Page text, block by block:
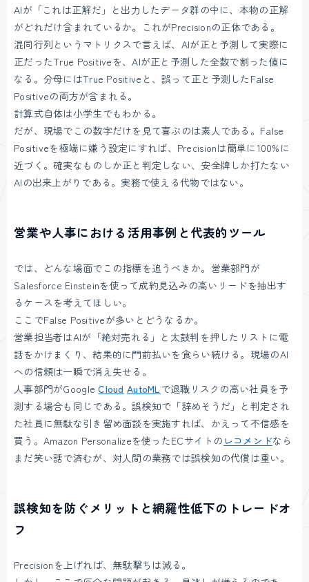
AIが「これは正解だ」と出力したデータ群の中に、本物の正解
がどれだけ含まれているか。これがPrecisionの正体である。
混同行列というマトリクスで言えば、AIが正と予測して実際に
正だったTrue Positiveを、AIが正と予測した全数で割った値に
なる。分母にはTrue Positiveと、誤って正と予測したFalse
Positiveの両方が含まれる。
計算式自体は小学生でもわかる。
だが、現場でこの数字だけを見て喜ぶのは素人である。False
Positiveを極端に嫌う設定にすれば、Precisionは簡単に100%に
近づく。確実なものしか正と判定しない、安全牌しか打たない
AIの出来上がりである。実務で使える代物ではない。
営業や人事における活用事例と代表的ツール
では、どんな場面でこの指標を追うべきか。営業部門が
Salesforce Einsteinを使って成約見込みの高いリードを抽出す
るケースを考えてほしい。
ここでFalse Positiveが多いとどうなるか。
営業担当者はAIが「絶対売れる」と太鼓判を押したリストに電
話をかけまくり、結果的に門前払いを食らい続ける。現場のAI
への信頼は一瞬で消え失せる。
人事部門がGoogleCloud AutoMLで退職リスクの高い社員を予
測する場合も同じである。誤検知で「辞めそうだ」と判定され
た社員に無駄な引き留め面談を実施すれば、かえって不信感を
買う。Amazon Personalizeを使ったECサイトの レコメンドなら
まだ笑い話で済むが、対人間の業務では誤検知の代償は重い。
誤検知を防ぐメリットと網羅性低下のトレードオ
フ
Precisionを上げれば、無駄撃ちは減る。